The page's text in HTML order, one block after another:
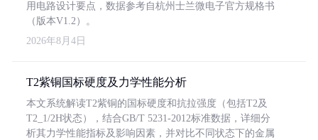
用电路设计要点，数据参考自杭州士兰微电子官方规格书
（版本V1.2）。
2026年8月4日
T2紫铜国标硬度及力学性能分析
本文系统解读T2紫铜的国标硬度和抗拉强度（包括T2及
T2_1/2H状态），结合GB/T 5231-2012标准数据，详细分
析其力学性能指标及影响因素，并对比不同状态下的金属